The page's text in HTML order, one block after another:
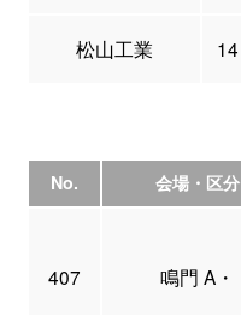
松山工業 14
No. 会場・区分
407 鳴門 A・